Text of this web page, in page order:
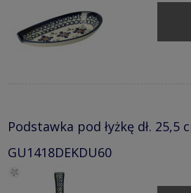
Podstawka pod łyżkę dł. 25,5
GU1418DEKDU60